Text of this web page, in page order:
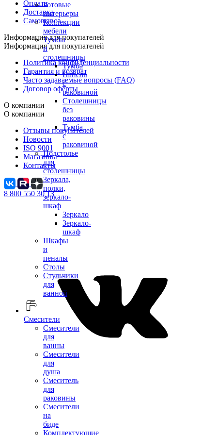
Готовые
интерьеры
Коллекции
мебели
Тумбы
и
столешницы
Тумба
Панель
с
раковиной
Столешницы
без
раковины
Тумба
с
раковиной
Подстолье
для
столешницы
Зеркала,
полки,
зеркало-
шкаф
Зеркало
Зеркало-
шкаф
Шкафы
и
пеналы
Столы
Стульчики
для
ванной
Смесители
Смесители
для
ванны
Смесители
для
душа
Смеситель
для
раковины
Смесители
на
биде
Комплектующие
Оплата
Доставка
Самовывоз
Информация для покупателей
Информация для покупателей
Политика конфиденциальности
Гарантия и возврат
Часто задаваемые вопросы (FAQ)
Договор оферты
О компании
О компании
Отзывы покупателей
Новости
ISO 9001
Магазины
Контакты
8 800 550 30 13